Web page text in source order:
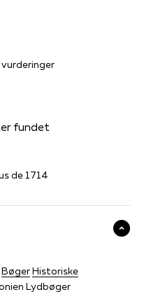
fundet
de 1714
BøgerHistoriske
Lydbøger